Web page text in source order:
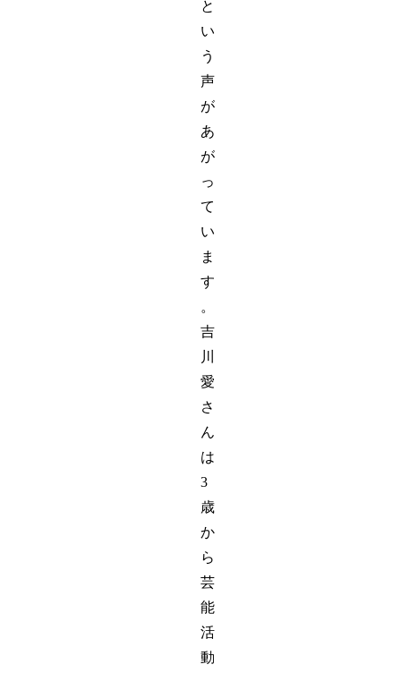
と
い
う
声
が
あ
が
っ
て
い
ま
す
。
吉
川
愛
さ
ん
は
3
歳
か
ら
芸
能
活
動